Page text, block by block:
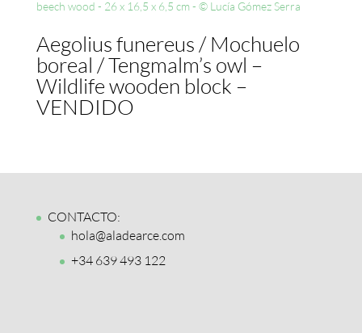
Aegolius funereus / Mochuelo
boreal / Tengmalm’s owl –
Wildlife wooden block –
VENDIDO
CONTACTO:
hola@aladearce.com
+34 639 493 122